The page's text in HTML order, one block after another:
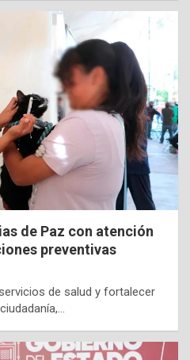
de Paz con atención
preventivas
de salud y fortalecer